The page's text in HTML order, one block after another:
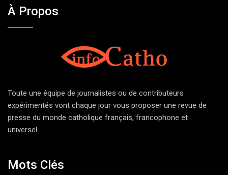
À Propos
Toute une équipe de journalistes ou de contributeurs
expérimentés vont chaque jour vous proposer une revue de
presse du monde catholique français, francophone et
universel.
Mots Clés